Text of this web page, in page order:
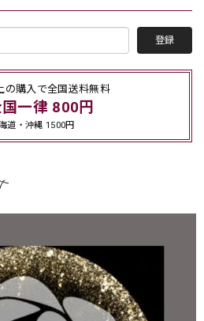
登録
の購入で全国送料無料
一律 800円
道・沖縄 1500円